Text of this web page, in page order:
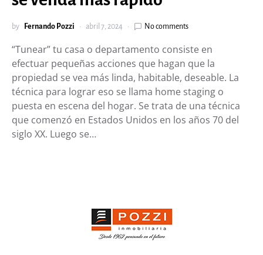
by Fernando Pozzi abril 7, 2024 No comments
“Tunear” tu casa o departamento consiste en
efectuar pequeñas acciones que hagan que la
propiedad se vea más linda, habitable, deseable. La
técnica para lograr eso se llama home staging o
puesta en escena del hogar. Se trata de una técnica
que comenzó en Estados Unidos en los años 70 del
siglo XX. Luego se…